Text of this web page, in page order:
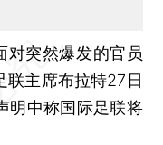
突然爆发的官员
联主席布拉特27日
明中称国际足联将